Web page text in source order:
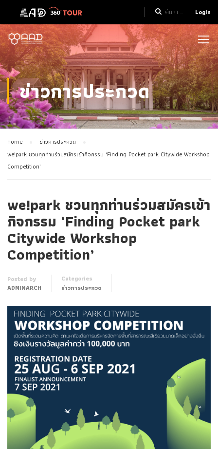
Login
ข่าวการประกวด
Home
ข่าวการประกวด
we!park ชวนทุกท่านร่วมสมัครเข้ากิจกรรม ‘Finding Pocket park Citywide Workshop
Competition’
we!park ชวนทุกท่านร่วมสมัครเข้า
กิจกรรม ‘Finding Pocket park
Citywide Workshop
Competition’
Posted by
ADMINARCH
Categories
ข่าวการประกวด